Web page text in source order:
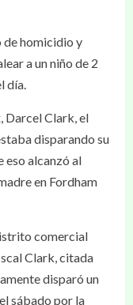
de homicidio y
a un niño de 2
día.
Darcel Clark, el
disparando su
eso alcanzó al
en Fordham
comercial
Clark, citada
disparó un
sábado por la